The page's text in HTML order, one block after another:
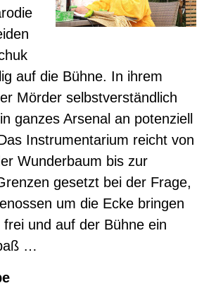
auf die Bühne. In ihrem
Mörder selbstverständlich
ganzes Arsenal an potenziell
Instrumentarium reicht von
Wunderbaum bis zur
gesetzt bei der Frage,
um die Ecke bringen
und auf der Bühne ein
…